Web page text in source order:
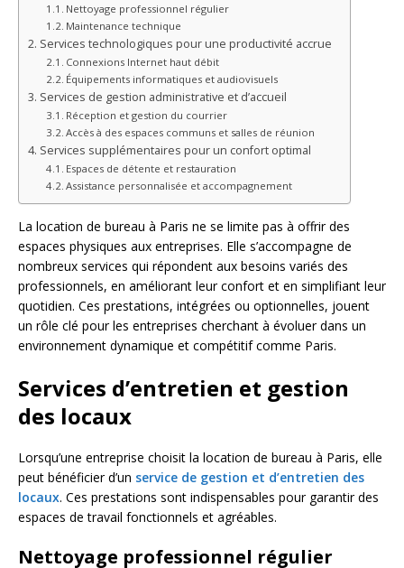
Nettoyage professionnel régulier
Maintenance technique
Services technologiques pour une productivité accrue
Connexions Internet haut débit
Équipements informatiques et audiovisuels
Services de gestion administrative et d’accueil
Réception et gestion du courrier
Accès à des espaces communs et salles de réunion
Services supplémentaires pour un confort optimal
Espaces de détente et restauration
Assistance personnalisée et accompagnement
La location de bureau à Paris ne se limite pas à offrir des
espaces physiques aux entreprises. Elle s’accompagne de
nombreux services qui répondent aux besoins variés des
professionnels, en améliorant leur confort et en simplifiant leur
quotidien. Ces prestations, intégrées ou optionnelles, jouent
un rôle clé pour les entreprises cherchant à évoluer dans un
environnement dynamique et compétitif comme Paris.
Services d’entretien et gestion
des locaux
Lorsqu’une entreprise choisit la location de bureau à Paris, elle
peut bénéficier d’un service de gestion et d’entretien des
locaux. Ces prestations sont indispensables pour garantir des
espaces de travail fonctionnels et agréables.
Nettoyage professionnel régulier